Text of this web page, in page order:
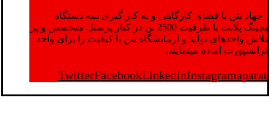
جهاد بتن با فضای کارگاهی و به کار گیری سه دستگاه
بچینگ پلانت با ظرفیت 2500 تن در کنار پرسنل متخصص و پر
تلاش واحدهای تولید و ازمایشگاه,بتن با کیفیت را برای واحد
ترانسپورت اماده مینمایند.
TwitterFacebookLinkedinInstagramaparat